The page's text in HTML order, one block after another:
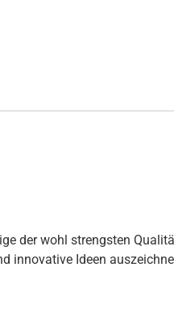
der wohl strengsten
innovative Ideen